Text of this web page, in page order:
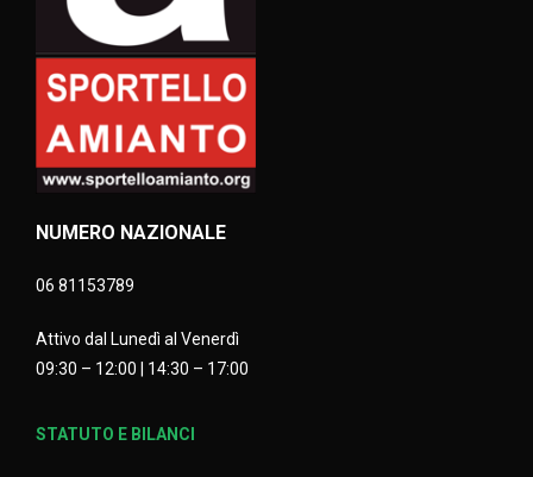
NUMERO NAZIONALE
06 81153789
Attivo dal Lunedì al Venerdì
09:30 – 12:00 | 14:30 – 17:00
STATUTO E BILANCI